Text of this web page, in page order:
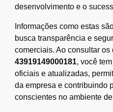
desenvolvimento e o
Informações como estas
busca transparência e
comerciais. Ao consultar os
43919149000181, você
oficiais e atualizadas,
da empresa e contribuindo
conscientes no ambiente